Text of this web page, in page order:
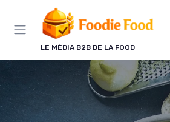
LE MÉDIA B2B DE LA FOOD
Panneau de gestion des cookies